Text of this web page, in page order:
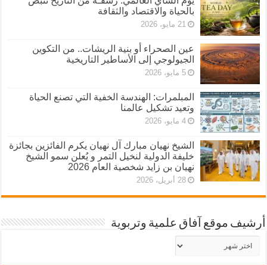
بالحياة والاقتصاد والثقافة
21 مايو، 2026
عين الصحراء أو بنية الريشات.. من التكوين
الجيولوجي إلى الأساطير التاريخية
5 مايو، 2026
المبلمرات: الهندسة الخفية التي تصنع الحياة
وتعيد تشكيل عالمنا
4 مايو، 2026
الشيخ نهيان مبارك آل نهيان يكرم الفائزين بجائزة
خليفة الدولية لنخيل التمر و يُعلن سمو الشيخ
نهيان بن زايد شخصية العام 2026
28 أبريل، 2026
أرشيف موقع آفاق علمية وتربوية
أرشيف
موقع